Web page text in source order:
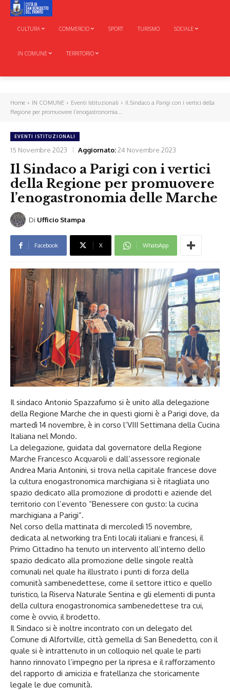
CULTURA COMMERCIO SPORT TURISMO SOCIALE
IN COMUNE TERRITORIO
Home IN COMUNE Eventi Istituzionali
Il Sindaco a Parigi con i vertici della
Regione per promuovere l’enogastronomia...
EVENTI ISTITUZIONALI
15 Novembre 2023 Aggiornato: 24 Novembre 2023
Il Sindaco a Parigi con i vertici
della Regione per promuovere
l’enogastronomia delle Marche
Di Ufficio Stampa
Facebook X WhatsApp
Il sindaco Antonio Spazzafumo si è unito alla delegazione
della Regione Marche che in questi giorni è a Parigi dove, da
martedì 14 novembre, è in corso l’VIII Settimana della Cucina
Italiana nel Mondo.
La delegazione, guidata dal governatore della Regione
Marche Francesco Acquaroli e dall’assessore regionale
Andrea Maria Antonini, si trova nella capitale francese dove
la cultura enogastronomica marchigiana si è ritagliata uno
spazio dedicato alla promozione di prodotti e aziende del
territorio con l’evento “Benessere con gusto: la cucina
marchigiana a Parigi”.
Nel corso della mattinata di mercoledì 15 novembre,
dedicata al networking tra Enti locali italiani e francesi, il
Primo Cittadino ha tenuto un intervento all’interno dello
spazio dedicato alla promozione delle singole realtà
comunali nel quale ha illustrato i punti di forza della
comunità sambenedettese, come il settore ittico e quello
turistico, la Riserva Naturale Sentina e gli elementi di punta
della cultura enogastronomica sambenedettese tra cui,
come è ovvio, il brodetto.
Il Sindaco si è inoltre incontrato con un delegato del
Comune di Alfortville, città gemella di San Benedetto, con il
quale si è intrattenuto in un colloquio nel quale le parti
hanno rinnovato l’impegno per la ripresa e il rafforzamento
del rapporto di amicizia e fratellanza che storicamente
legale le due comunità.